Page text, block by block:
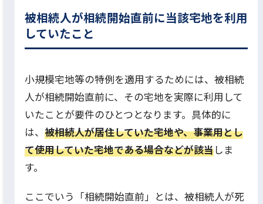
被相続人が相続開始直前に当該宅地を利用
していたこと
小規模宅地等の特例を適用するためには、被相続
人が相続開始直前に、その宅地を実際に利用して
いたことが要件のひとつとなります。具体的に
は、 被相続人が居住していた宅地や、事業用とし
て使用していた宅地である場合などが該当しま
す。
ここでいう「相続開始直前」とは、被相続人が死